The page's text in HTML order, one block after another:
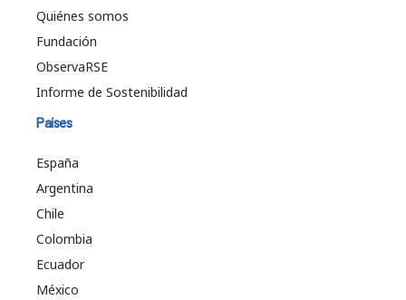
Quiénes somos
Fundación
ObservaRSE
Informe de Sostenibilidad
Países
España
Argentina
Chile
Colombia
Ecuador
México